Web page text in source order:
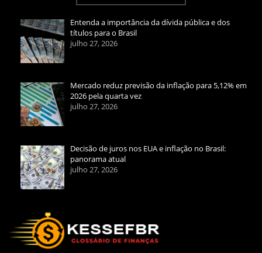
Entenda a importância da dívida pública e dos
títulos para o Brasil
julho 27, 2026
Mercado reduz previsão da inflação para 5,12% em
2026 pela quarta vez
julho 27, 2026
Decisão de juros nos EUA e inflação no Brasil:
panorama atual
julho 27, 2026